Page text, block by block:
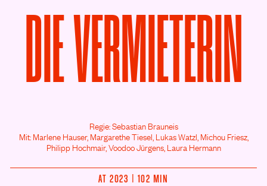
DIE VERMIETERIN
Regie: Sebastian Brauneis
Mit: Marlene Hauser, Margarethe Tiesel, Lukas Watzl, Michou Friesz,
Philipp Hochmair,Voodoo Jürgens, Laura Hermann
AT 2023 | 102 MIN